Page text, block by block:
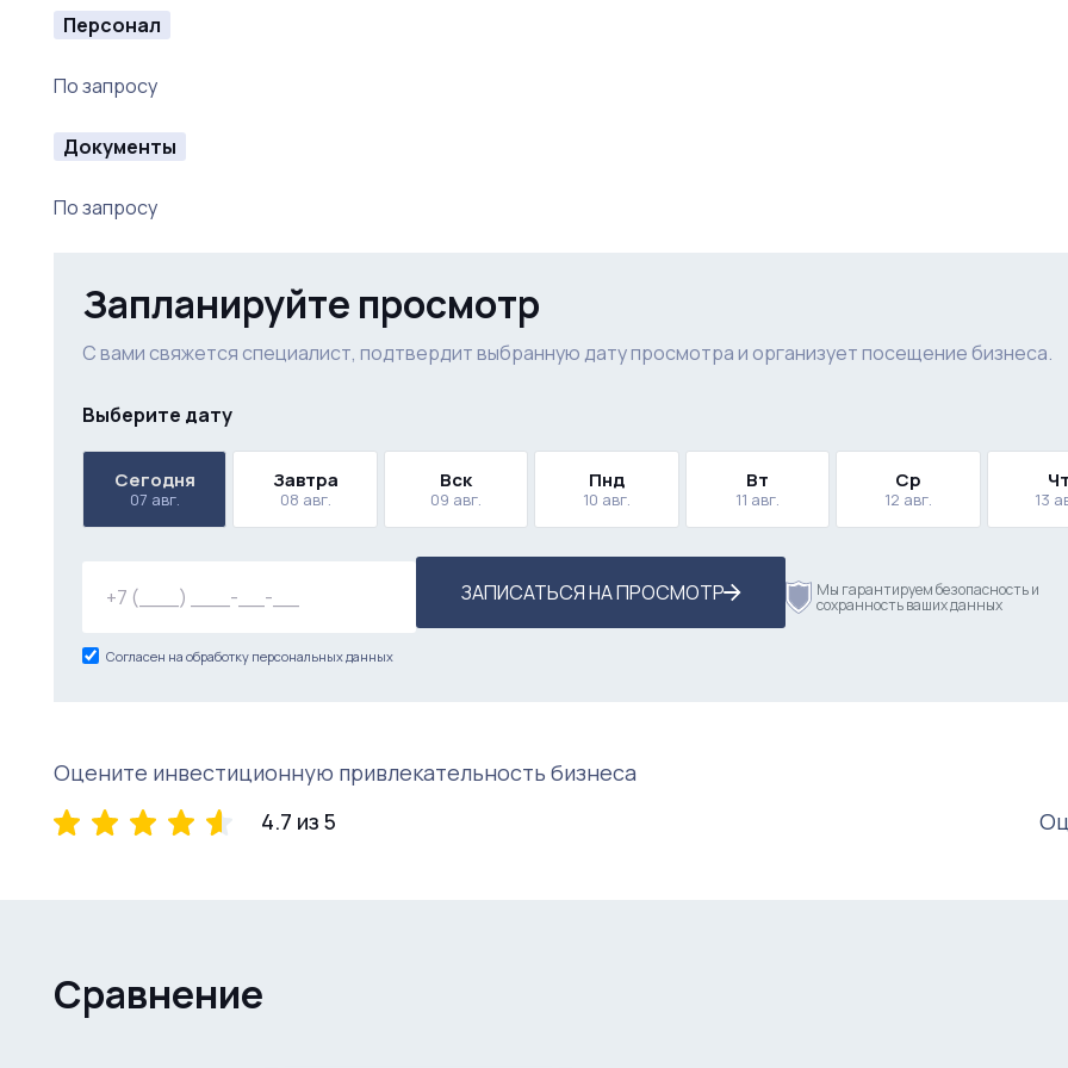
Персонал
По запросу
Документы
По запросу
Запланируйте просмотр
С вами свяжется специалист, подтвердит выбранную дату просмотра и организует посещение бизнеса.
Выберите дату
Сегодня
07 авг.
Завтра
08 авг.
Вск
09 авг.
Пнд
10 авг.
Вт
11 авг.
Ср
12 авг. 13
ЗАПИСАТЬСЯ НА ПРОСМОТР Мы гарантируем безопасность и
сохранность ваших данных
Согласен на обработку персональных данных
Оцените инвестиционную привлекательность бизнеса
4.7 из 5
Сравнение